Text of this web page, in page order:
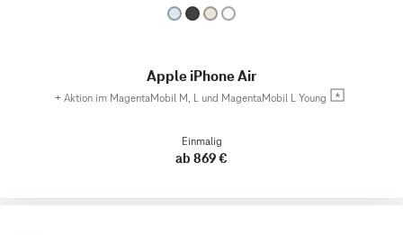
Apple iPhone Air
+ Aktion im MagentaMobil M, L und MagentaMobil L Young
Einmalig
ab 869 €